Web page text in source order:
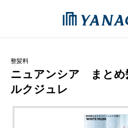
整髪料
ニュアンシア まと
ルクジュレ